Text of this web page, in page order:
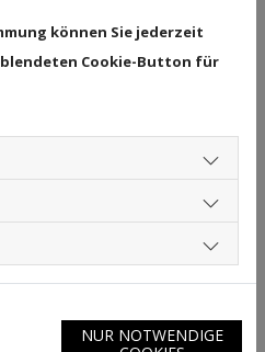
Haustier in unserer
bei Göttingen begrüßen
Nikolaus Kunz
PILLEVET
können Sie jederzeit
Cookie-Button für
NUR NOTWENDIGE